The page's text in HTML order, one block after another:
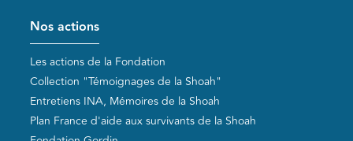
Pied de page
Nos actions
Les actions de la Fondation
Collection "Témoignages de la Shoah"
Entretiens INA, Mémoires de la Shoah
Plan France d'aide aux survivants de la Shoah